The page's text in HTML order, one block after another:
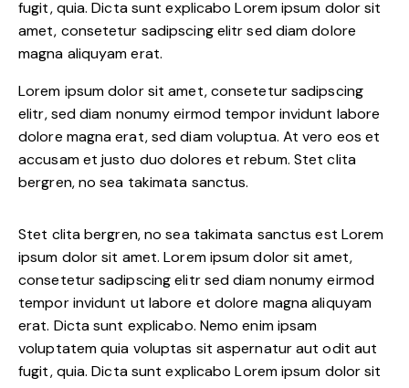
fugit, quia. Dicta sunt explicabo Lorem ipsum dolor sit
amet, consetetur sadipscing elitr sed diam dolore
magna aliquyam erat.
Lorem ipsum dolor sit amet, consetetur sadipscing
elitr, sed diam nonumy eirmod tempor invidunt labore
dolore magna erat, sed diam voluptua. At vero eos et
accusam et justo duo dolores et rebum. Stet clita
bergren, no sea takimata sanctus.
Stet clita bergren, no sea takimata sanctus est Lorem
ipsum dolor sit amet. Lorem ipsum dolor sit amet,
consetetur sadipscing elitr sed diam nonumy eirmod
tempor invidunt ut labore et dolore magna aliquyam
erat. Dicta sunt explicabo. Nemo enim ipsam
voluptatem quia voluptas sit aspernatur aut odit aut
fugit, quia. Dicta sunt explicabo Lorem ipsum dolor sit